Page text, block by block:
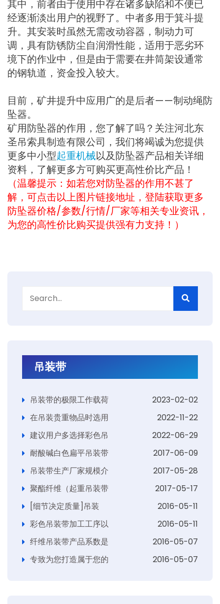
其中，前者由于使用中存在诸多缺陷和不便已
经逐渐淡出用户的视野了。中者多用于箕斗提
升。其安装时虽然无需改动容器，制动力可
调，具有防锈防尘自润滑性能，适用于恶劣环
境下的作业中，但是由于需要在井筒架设通常
的钢轨道，资金投入较大。
目前，矿井提升中应用广的是后者——制动绳防
坠器。
矿用防坠器的作用，您了解了吗？关注河北东
圣吊索具制造有限公司，我们将竭诚为您提供
更多中小型起重机械以及防坠器产品相关详细
资料，了解更多方可购买更高性价比产品！
（温馨提示：如若您对防坠器的作用不甚了
解，可点击以上图片链接地址，登陆获取更多
防坠器价格/参数/行情/厂家等相关专业资讯，
为您的高性价比购买提供强有力支持！）
吊装带
吊装带的极限工作载荷
2023-02-02
在吊装贵重物品时选用
2022-11-22
建议用户多选择彩色吊
2022-06-29
耐酸碱白色扁平吊装带
2017-06-09
吊装带生产厂家规模介
2017-05-28
聚酯纤维（起重吊装带
2017-05-17
[细节决定质量]吊装
2016-05-11
彩色吊装带加工工序以
2016-05-11
纤维吊装带产品系数是
2016-05-07
专致为您打造属于您的
2016-05-07